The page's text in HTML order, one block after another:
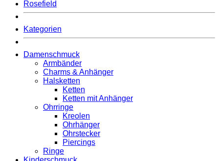
Rosefield
Kategorien
Damenschmuck
Armbänder
Charms & Anhänger
Halsketten
Ketten
Ketten mit Anhänger
Ohrringe
Kreolen
Ohrhänger
Ohrstecker
Piercings
Ringe